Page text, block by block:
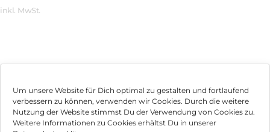
Um unsere Website für Dich optimal zu gestalten und fortlaufend
verbessern zu können, verwenden wir Cookies. Durch die weitere
Nutzung der Website stimmst Du der Verwendung von Cookies zu.
Weitere Informationen zu Cookies erhältst Du in unserer
inkl. MwSt.
Impressum